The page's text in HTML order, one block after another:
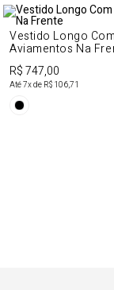
Vestido Longo Com
Aviamentos Na
R$ 747,00
Até7x de R$ 106,71